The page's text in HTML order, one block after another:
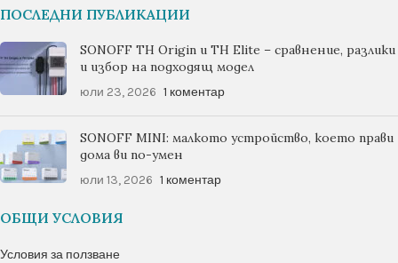
ПОСЛЕДНИ ПУБЛИКАЦИИ
SONOFF TH Origin и TH Elite – сравнение, разлики
и избор на подходящ модел
юли 23, 2026 1 коментар
SONOFF MINI: малкото устройство, което прави
дома ви по-умен
юли 13, 2026 1 коментар
ОБЩИ УСЛОВИЯ
Условия за ползване